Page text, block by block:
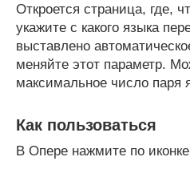
Откроется страница, где,
укажите с какого языка
выставлено
меняйте этот параметр.
максимальное число паря
Как пользоваться
В Опере нажмите по